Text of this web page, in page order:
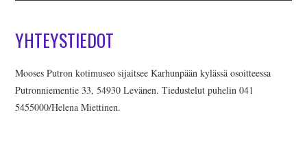
UUTTA! VIDEOTARINAT
AJANKOHTAISTA
YHTEYSTIEDOT
Mooses Putron kotimuseo sijaitsee Karhunpään kylässä osoitteessa
Putronniementie 33, 54930 Levänen. Tiedustelut puhelin 041
5455000/Helena Miettinen.